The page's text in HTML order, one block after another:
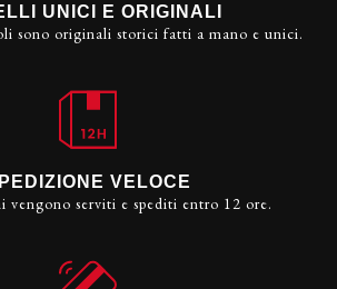
UNICI E ORIGINALI
sono originali storici fatti a mano e unici.
VELOCE
serviti e spediti entro 12 ore.